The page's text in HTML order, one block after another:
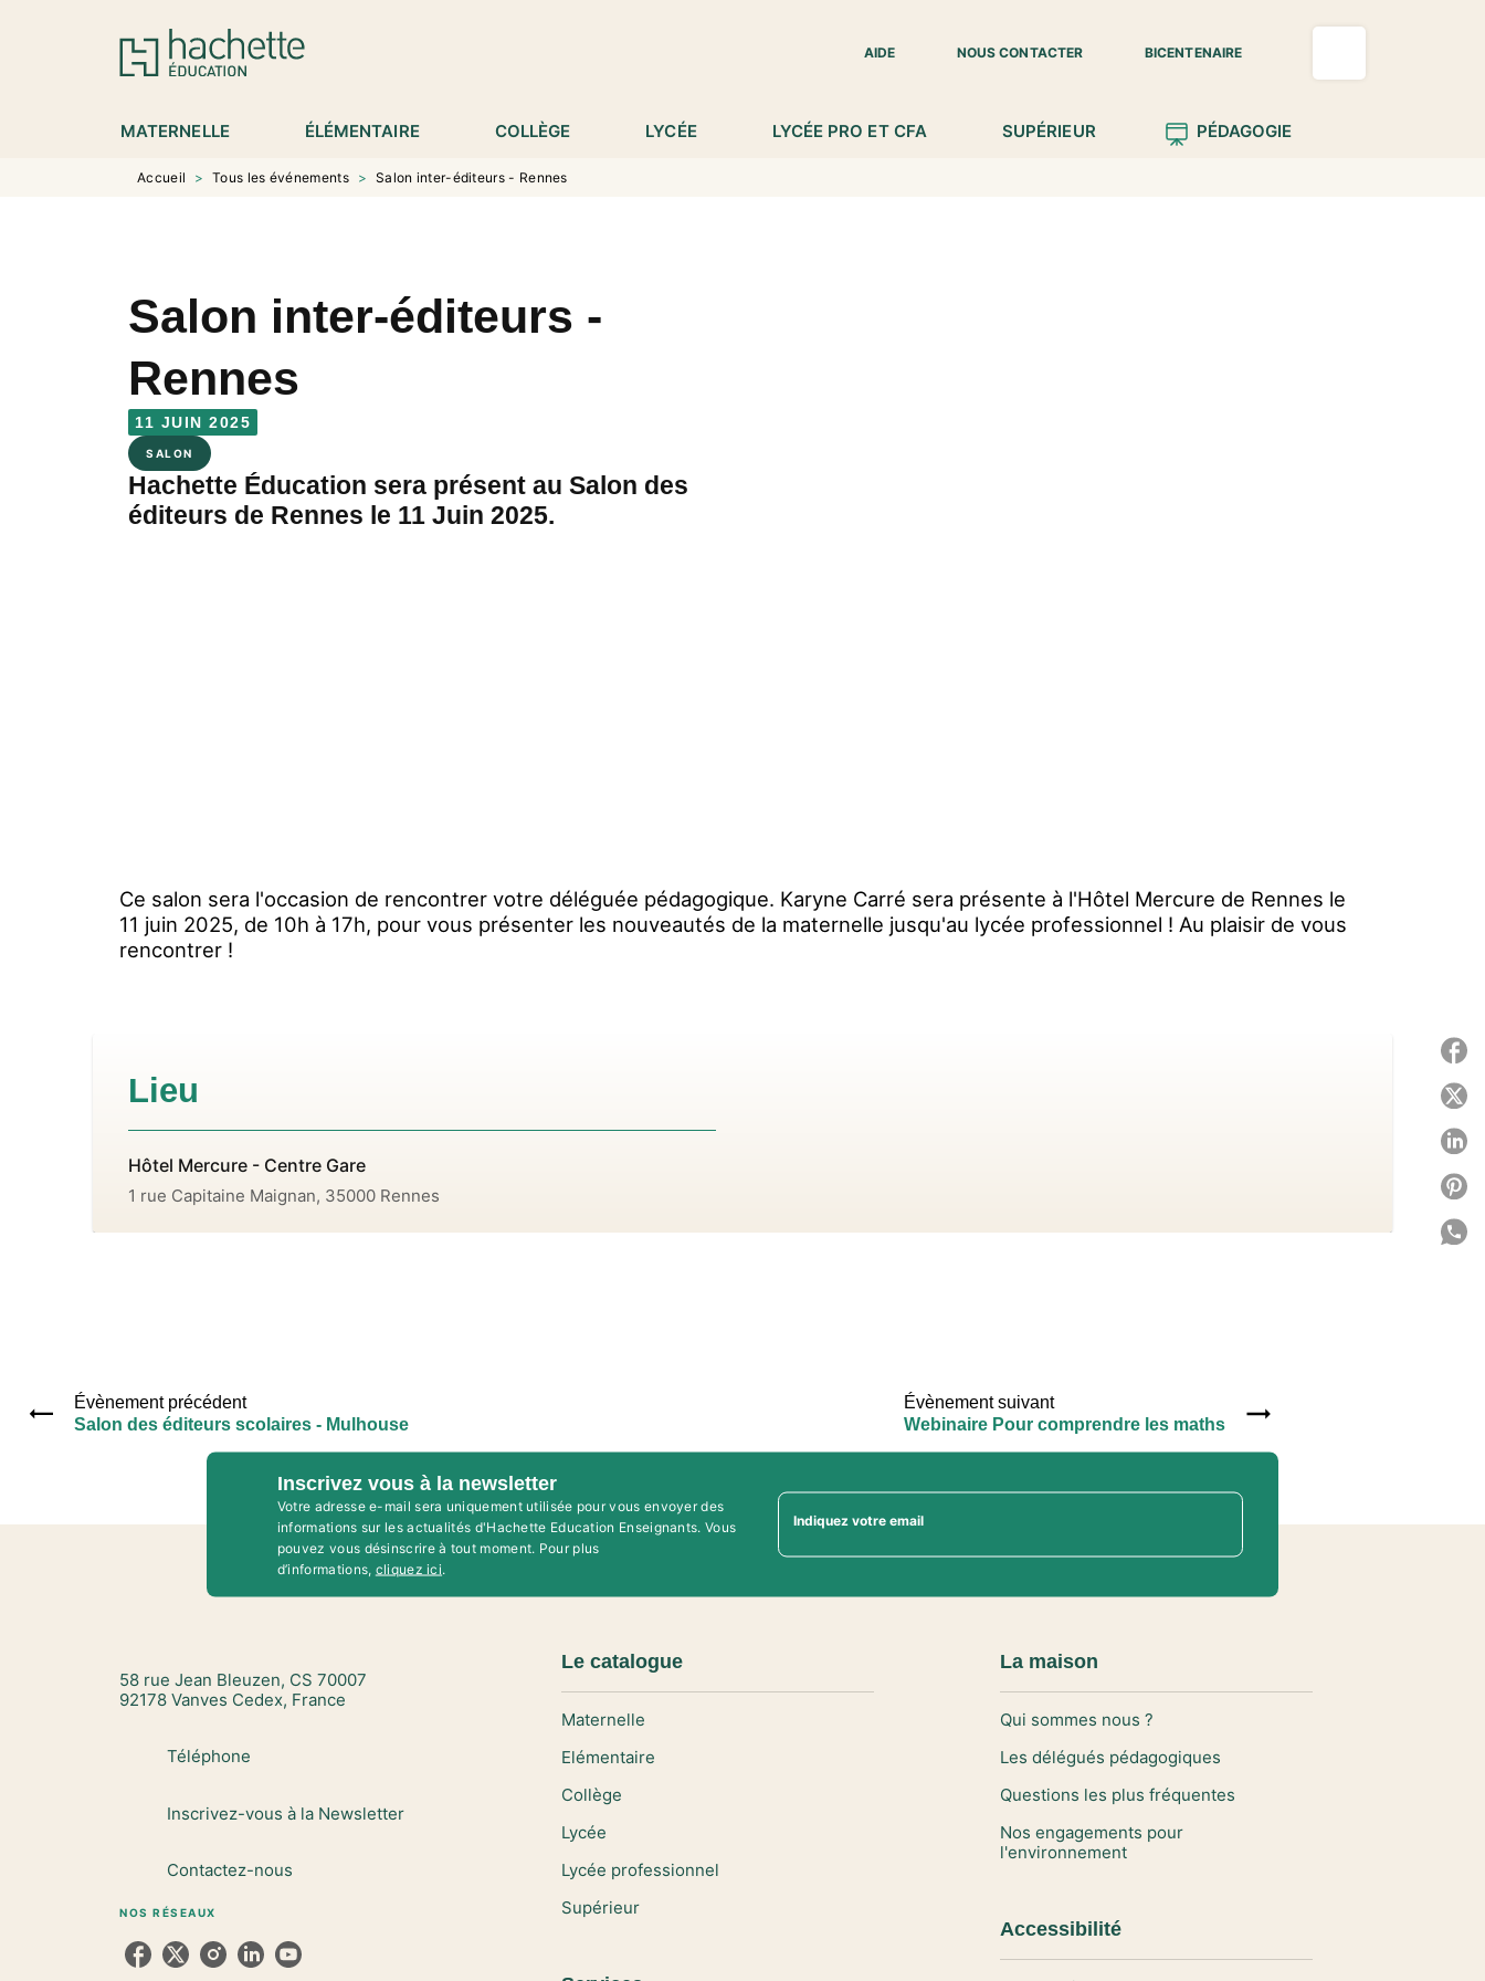
MENU RECHERCHE
AIDE
NOUS CONTACTER BICENTENAIRE
MATERNELLE ÉLÉMENTAIRE COLLÈGE LYCÉE LYCÉE PRO ET CFA SUPÉRIEUR PÉDAGOGIE
Accueil > Tous les événements > Salon inter-éditeurs - Rennes
Salon inter-éditeurs -
Rennes
11 JUIN 2025
SALON
Hachette Éducation sera présent au Salon des
éditeurs de Rennes le 11 Juin 2025.
Ce salon sera l'occasion de rencontrer votre déléguée pédagogique. Karyne Carré sera présente à l'Hôtel Mercure de Rennes le
11 juin 2025, de 10h à 17h, pour vous présenter les nouveautés de la maternelle jusqu'au lycée professionnel ! Au plaisir de vous
rencontrer !
Lieu
Hôtel Mercure - Centre Gare
1 rue Capitaine Maignan, 35000 Rennes
Évènement précédent
Salon des éditeurs scolaires - Mulhouse
Évènement suivant
Webinaire Pour comprendre les maths
Inscrivez vous à la newsletter
Votre adresse e-mail sera uniquement utilisée pour vous envoyer des
informations sur les actualités d'Hachette Education Enseignants. Vous
pouvez vous désinscrire à tout moment. Pour plus
d’informations, cliquez ici.
Indiquez votre email
58 rue Jean Bleuzen, CS 70007
92178 Vanves Cedex, France
Téléphone
Inscrivez-vous à la Newsletter
Contactez-nous
NOS RÉSEAUX
Le catalogue
Maternelle
Elémentaire
Collège
Lycée
Lycée professionnel
Supérieur
La maison
Qui sommes nous ?
Les délégués pédagogiques
Questions les plus fréquentes
Nos engagements pour
l'environnement
Accessibilité